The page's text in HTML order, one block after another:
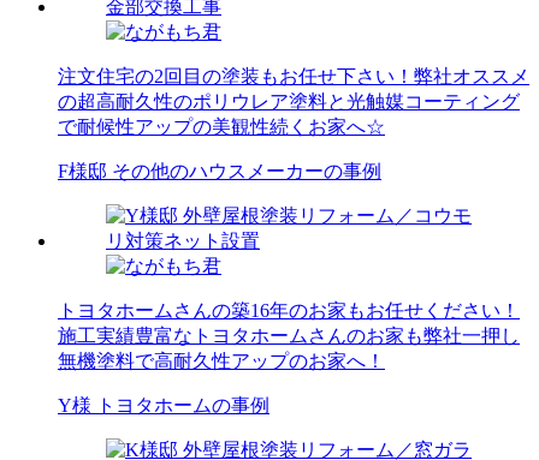
注文住宅の2回目の塗装もお任せ下さい！弊社オススメ
の超高耐久性のポリウレア塗料と光触媒コーティング
で耐候性アップの美観性続くお家へ☆
F様邸 その他のハウスメーカーの事例
トヨタホームさんの築16年のお家もお任せください！
施工実績豊富なトヨタホームさんのお家も弊社一押し
無機塗料で高耐久性アップのお家へ！
Y様 トヨタホームの事例